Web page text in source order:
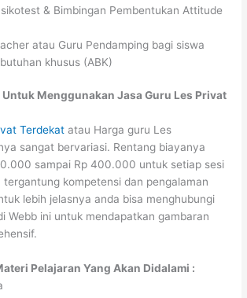
& Bimbingan Pembentukan Attitude
atau Guru Pendamping bagi siswa
khusus (ABK)
Menggunakan Jasa Guru Les Privat
Terdekat atau Harga guru Les
sangat bervariasi. Rentang biayanya
sampai Rp 400.000 untuk setiap sesi
tergantung kompetensi dan pengalaman
lebih jelasnya anda bisa menghubungi
Webb ini untuk mendapatkan gambaran
Pelajaran Yang Akan Didalami :